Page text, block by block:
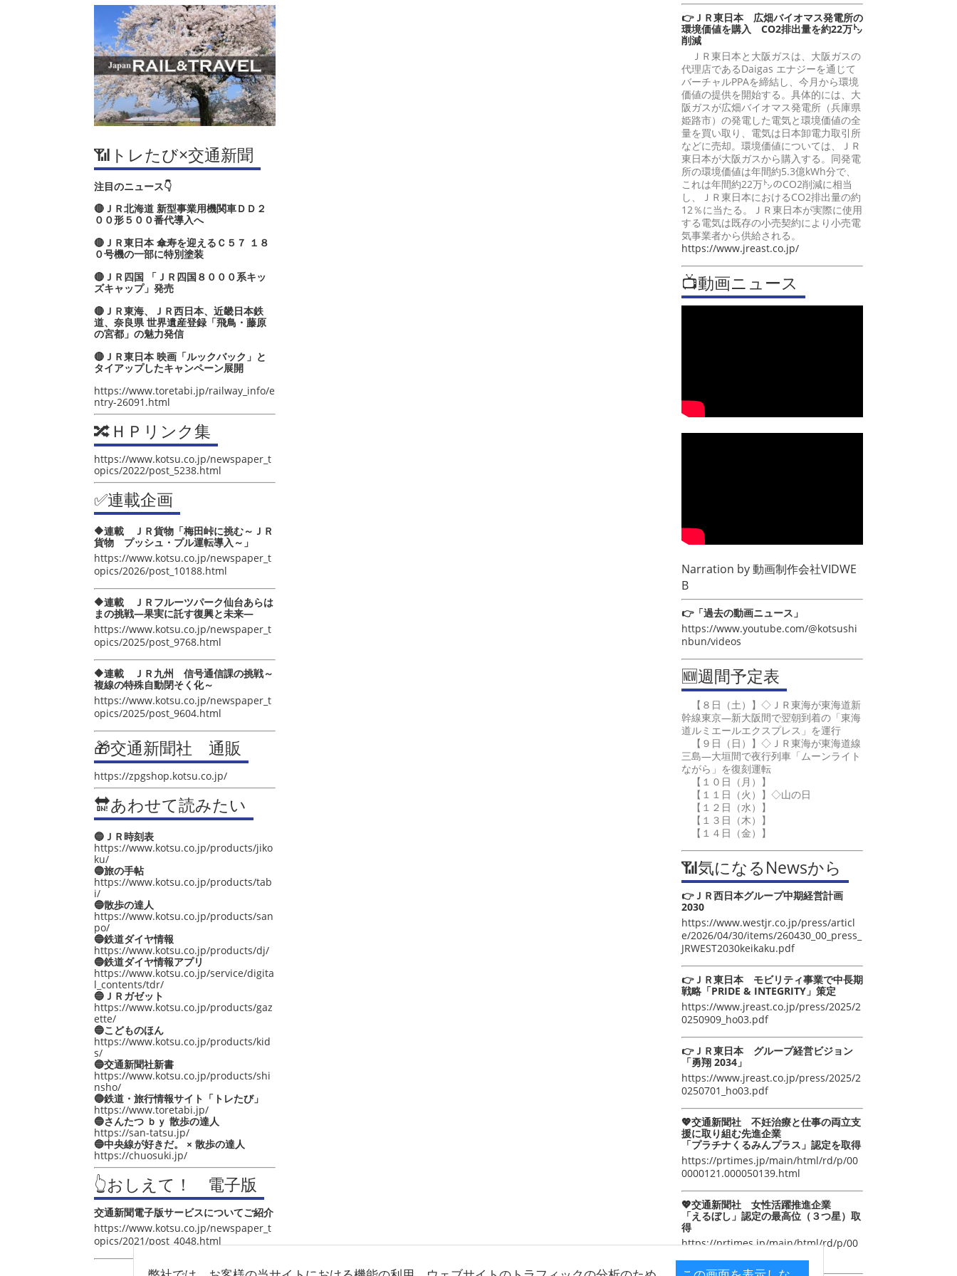
📶トレたび×交通新聞
注目のニュース👇
🔴ＪＲ北海道 新型事業用機関車ＤＤ２
００形５００番代導入へ
🔴ＪＲ東日本 傘寿を迎えるＣ５７ １８
０号機の一部に特別塗装
🔴ＪＲ四国 「ＪＲ四国８０００系キッ
ズキャップ」発売
🔴ＪＲ東海、ＪＲ西日本、近畿日本鉄
道、奈良県 世界遺産登録「飛鳥・藤原
の宮都」の魅力発信
🔴ＪＲ東日本 映画「ルックバック」と
タイアップしたキャンペーン展開
https://www.toretabi.jp/railway_info/e
ntry-26091.html
🔀ＨＰリンク集
https://www.kotsu.co.jp/newspaper_t
opics/2022/post_5238.html
✅連載企画
🔶連載 ＪＲ貨物「梅田峠に挑む～ＪＲ
貨物 プッシュ・プル運転導入～」
https://www.kotsu.co.jp/newspaper_t
opics/2026/post_10188.html
🔶連載 ＪＲフルーツパーク仙台あらは
まの挑戦―果実に託す復興と未来―
https://www.kotsu.co.jp/newspaper_t
opics/2025/post_9768.html
🔶連載 ＪＲ九州 信号通信課の挑戦～
複線の特殊自動閉そく化～
https://www.kotsu.co.jp/newspaper_t
opics/2025/post_9604.html
🎁交通新聞社 通販
https://zpgshop.kotsu.co.jp/
🔛あわせて読みたい
🔵ＪＲ時刻表
https://www.kotsu.co.jp/products/jiko
ku/
🔵旅の手帖
https://www.kotsu.co.jp/products/tab
i/
🔵散歩の達人
https://www.kotsu.co.jp/products/san
po/
🔵鉄道ダイヤ情報
https://www.kotsu.co.jp/products/dj/
🔵鉄道ダイヤ情報アプリ
https://www.kotsu.co.jp/service/digita
l_contents/tdr/
🔵ＪＲガゼット
https://www.kotsu.co.jp/products/gaz
ette/
🔵こどものほん
https://www.kotsu.co.jp/products/kid
s/
🔵交通新聞社新書
https://www.kotsu.co.jp/products/shi
nsho/
🔵鉄道・旅行情報サイト「トレたび」
https://www.toretabi.jp/
🔵さんたつ ｂｙ 散歩の達人
https://san-tatsu.jp/
🔵中央線が好きだ。 × 散歩の達人
https://chuosuki.jp/
👆おしえて！ 電子版
交通新聞電子版サービスについてご紹介
https://www.kotsu.co.jp/newspaper_t
opics/2021/post_4048.html
👉ＪＲ東日本 広畑バイオマス発電所の
環境価値を購入 CO2排出量を約22万㌧
削減
ＪＲ東日本と大阪ガスは、大阪ガスの
代理店であるDaigas エナジーを通じて
バーチャルPPAを締結し、今月から環境
価値の提供を開始する。具体的には、大
阪ガスが広畑バイオマス発電所（兵庫県
姫路市）の発電した電気と環境価値の全
量を買い取り、電気は日本卸電力取引所
などに売却。環境価値については、ＪＲ
東日本が大阪ガスから購入する。同発電
所の環境価値は年間約5.3億kWh分で、
これは年間約22万㌧のCO2削減に相当
し、ＪＲ東日本におけるCO2排出量の約
12％に当たる。ＪＲ東日本が実際に使用
する電気は既存の小売契約により小売電
気事業者から供給される。
https://www.jreast.co.jp/
📺動画ニュース
Narration by動画制作会社VIDWE
B
👉「過去の動画ニュース」
https://www.youtube.com/@kotsushi
nbun/videos
🆕週間予定表
【８日（土）】◇ＪＲ東海が東海道新
幹線東京―新大阪間で翌朝到着の「東海
道ルミエールエクスプレス」を運行
【９日（日）】◇ＪＲ東海が東海道線
三島―大垣間で夜行列車「ムーンライト
ながら」を復刻運転
【１０日（月）】
【１１日（火）】◇山の日
【１２日（水）】
【１３日（木）】
【１４日（金）】
📶気になるNewsから
👉ＪＲ西日本グループ中期経営計画
2030
https://www.westjr.co.jp/press/articl
e/2026/04/30/items/260430_00_press_
JRWEST2030keikaku.pdf
👉ＪＲ東日本 モビリティ事業で中長期
戦略「PRIDE & INTEGRITY」策定
https://www.jreast.co.jp/press/2025/2
0250909_ho03.pdf
👉ＪＲ東日本 グループ経営ビジョン
「勇翔 2034」
https://www.jreast.co.jp/press/2025/2
0250701_ho03.pdf
💖交通新聞社 不妊治療と仕事の両立支
援に取り組む先進企業
「プラチナくるみんプラス」認定を取得
https://prtimes.jp/main/html/rd/p/00
0000121.000050139.html
💖交通新聞社 女性活躍推進企業
「えるぼし」認定の最高位（３つ星）取
得
https://prtimes.jp/main/html/rd/p/00